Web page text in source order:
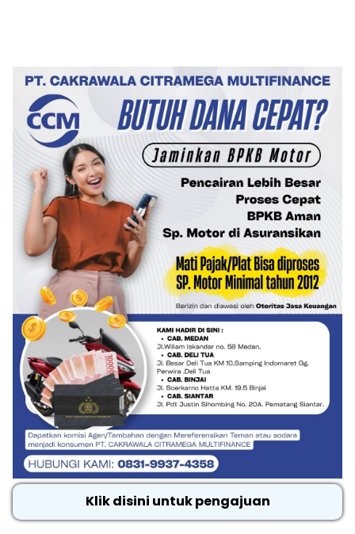
Klik disini untuk pengajuan